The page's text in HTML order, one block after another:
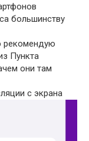
большинству
рекомендую
Пункта
они там
с экрана